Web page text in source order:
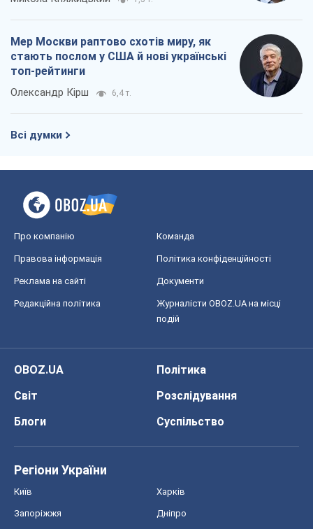
Мер Москви раптово схотів миру, як
стають послом у США й нові українські
топ-рейтинги
Олександр Кірш 6,4 т.
Всі думки
Про компанію Команда
Правова інформація Політика конфіденційності
Реклама на сайті Документи
Редакційна політика
Журналісти OBOZ.UA на місці
подій
OBOZ.UA
Політика
Світ
Розслідування
Блоги
Суспільство
Регіони України
Київ Харків
Запоріжжя Дніпро